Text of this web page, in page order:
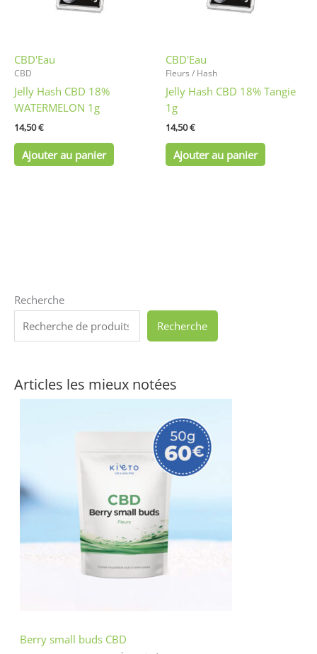
Recherche
Recherche
Articles les mieux notées
Berry small buds CBD
CBD'Eau
CBD
Jelly Hash CBD 18%
WATERMELON 1g
14,50€
Ajouter au panier
CBD'Eau
Fleurs / Hash
Jelly Hash CBD 18% Tangie
1g
14,50€
Ajouter au panier